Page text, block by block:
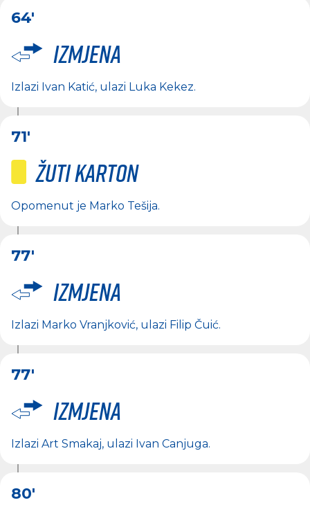
64'
Izmjena
Izlazi Ivan Katić, ulazi Luka Kekez.
71'
Žuti karton
Opomenut je Marko Tešija.
77'
Izmjena
Izlazi Marko Vranjković, ulazi Filip Čuić.
77'
Izmjena
Izlazi Art Smakaj, ulazi Ivan Canjuga.
80'